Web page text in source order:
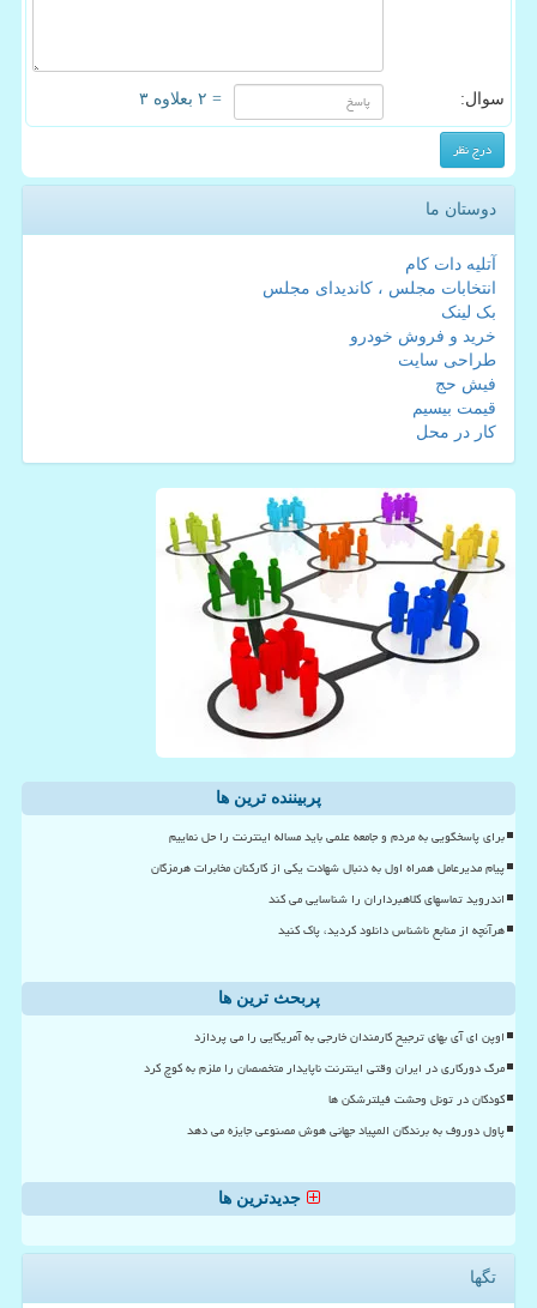
سوال: = ۲ بعلاوه ۳
دوستان ما
آتلیه دات کام
انتخابات مجلس ، کاندیدای مجلس
بک لینک
خرید و فروش خودرو
طراحی سایت
فیش حج
قیمت بیسیم
کار در محل
پربیننده ترین ها
برای پاسخگویی به مردم و جامعه علمی باید مساله اینترنت را حل نماییم
پیام مدیرعامل همراه اول به دنبال شهادت یکی از کارکنان مخابرات هرمزگان
اندروید تماسهای کلاهبرداران را شناسایی می کند
هرآنچه از منابع ناشناس دانلود کردید، پاک کنید
پربحث ترین ها
اوپن ای آی بهای ترجیح کارمندان خارجی به آمریکایی را می پردازد
مرگ دورکاری در ایران وقتی اینترنت ناپایدار متخصصان را ملزم به کوچ کرد
کودکان در تونل وحشت فیلترشکن ها
پاول دوروف به برندگان المپیاد جهانی هوش مصنوعی جایزه می دهد
جدیدترین ها
تگها